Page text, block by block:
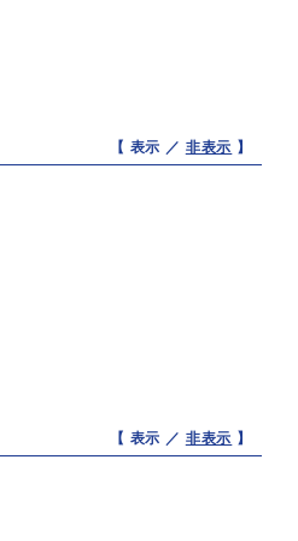
【 表示 ／ 非表示 】
【 表示 ／ 非表示 】